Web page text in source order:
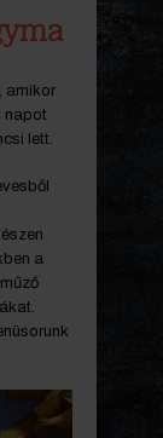
amikor
napot
lett.
a